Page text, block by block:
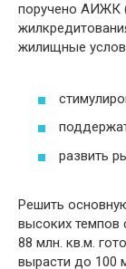
поручено АИЖК
жилищные
развить
Решить
высоких темпов
88 млн. кв.м.
вырасти до 100